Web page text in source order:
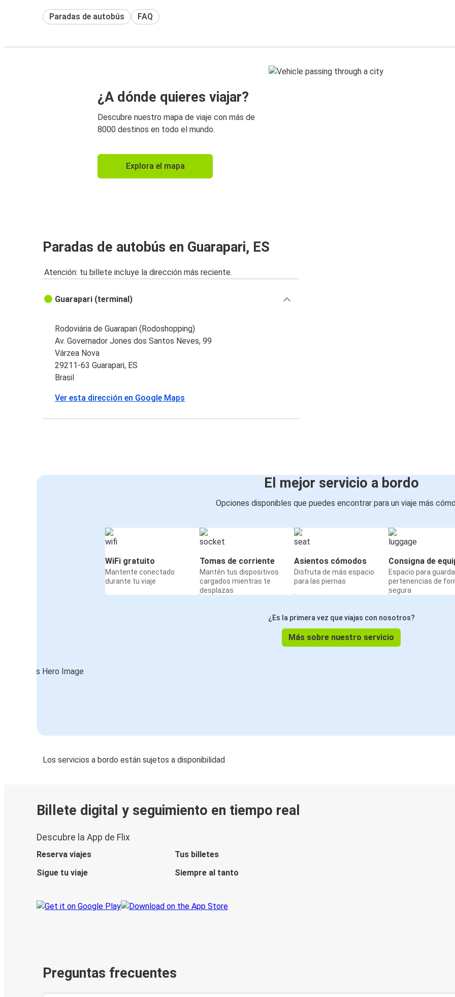
Paradas de autobús FAQ
¿A dónde quieres viajar?
Descubre nuestro mapa de viaje con más de
8000 destinos en todo el mundo.
Explora el mapa
Paradas de autobús en Guarapari, ES
Atención: tu billete incluye la dirección más reciente.
Guarapari (terminal)
Rodoviária de Guarapari (Rodoshopping)
Av. Governador Jones dos Santos Neves, 99
Várzea Nova
29211-63 Guarapari, ES
Brasil
Ver esta dirección en Google Maps
El mejor servicio a bordo
Opciones disponibles que puedes encontrar para un viaje más
WiFi gratuito
Mantente conectado
durante tu viaje
Tomas de corriente
Mantén tus dispositivos
cargados mientras te
desplazas
Asientos cómodos
Disfruta de más espacio
para las piernas
Consigna de
Espacio para
pertenencias de
segura
¿Es la primera vez que viajas con nosotros?
Más sobre nuestro servicio
Los servicios a bordo están sujetos a disponibilidad
Billete digital y seguimiento en tiempo real
Descubre la App de Flix
Reserva viajes
Tus billetes
Sigue tu viaje
Siempre al tanto
Preguntas frecuentes